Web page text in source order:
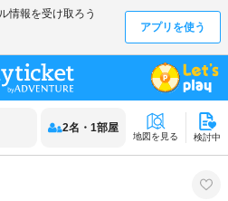
2名 ・ 1部屋
地図を見る 検討中